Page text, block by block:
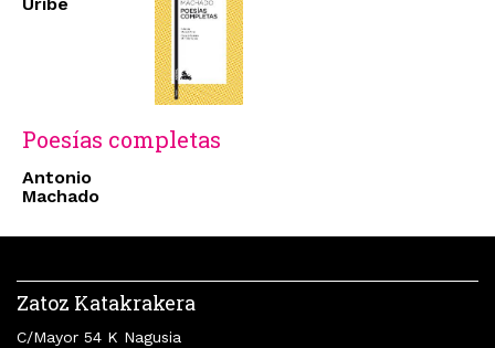
Poesías completas
Antonio
Machado
Zatoz Katakrakera
C/Mayor 54 K Nagusia